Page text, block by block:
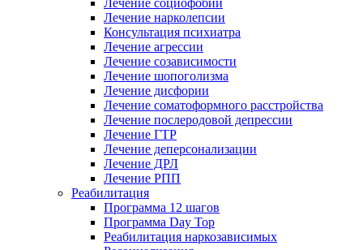
Лечение нарколепсии
Консультация психиатра
Лечение агрессии
Лечение созависимости
Лечение шопоголизма
Лечение дисфории
Лечение соматоформного расстройства
Лечение послеродовой депрессии
Лечение ГТР
Лечение деперсонализации
Лечение ДРЛ
Лечение РПП
Реабилитация
Программа 12 шагов
Программа Day Top
Реабилитация наркозависимых